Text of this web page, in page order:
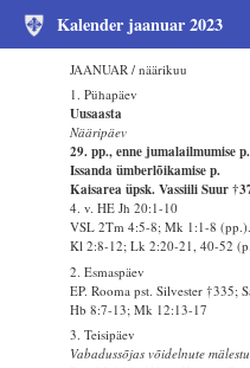
Kalender jaanuar 2023
JAANUAR / näärikuu
1. Pühapäev
Uusaasta
Nääripäev
29. pp., enne jumalailmumise p.
Issanda ümberlõikamise p.
Kaisarea üpsk. Vassiili Suur
4. v. HE Jh 20:1-10
VSL 2Tm 4:5-8; Mk 1:1-8 (pp.).
Kl 2:8-12; Lk 2:20-21, 40-52
2. Esmaspäev
EP. Rooma pst. Silvester †335;
Hb 8:7-13; Mk 12:13-17
3. Teisipäev
Vabadussõjas võidelnute